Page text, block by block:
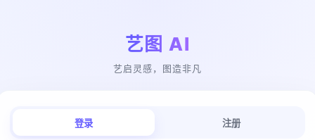
艺图 AI
艺启灵感，图造非凡
登录 注册